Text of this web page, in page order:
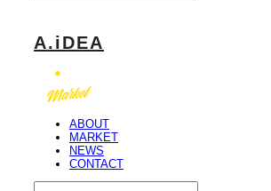
A.iDEA
ABOUT
MARKET
NEWS
CONTACT